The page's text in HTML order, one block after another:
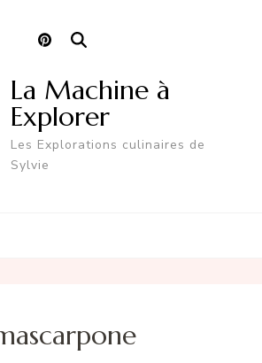
La Machine à
Explorer
Les Explorations culinaires de
Sylvie